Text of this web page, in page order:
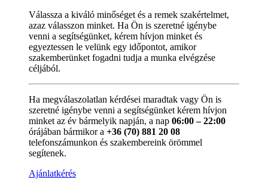
Válassza a kiváló minőséget és a remek szakértelmet,
azaz válasszon minket. Ha Ön is szeretné igénybe
venni a segítségünket, kérem hívjon minket és
egyeztessen le velünk egy időpontot, amikor
szakemberünket fogadni tudja a munka elvégzése
céljából.
Ha megválaszolatlan kérdései maradtak vagy Ön is
szeretné igénybe venni a segítségünket kérem hívjon
minket az év bármelyik napján, a nap 06:00 – 22:00
órájában bármikor a +36 (70) 881 20 08
telefonszámunkon és szakembereink örömmel
segítenek.
Ajánlatkérés